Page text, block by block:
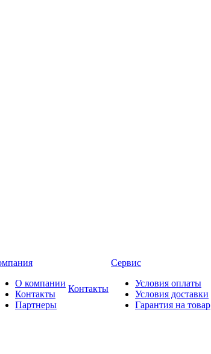
О компании
Контакты
Партнеры
Контакты
Сервис
Условия оплаты
Условия доставки
Гарантия на товар